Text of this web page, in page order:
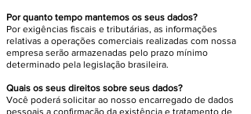
Por quanto tempo mantemos os seus dados?
Por exigências fiscais e tributárias, as informações
relativas a operações comerciais realizadas com nossa
empresa serão armazenadas pelo prazo mínimo
determinado pela legislação brasileira.
Quais os seus direitos sobre seus dados?
Você poderá solicitar ao nosso encarregado de dados
pessoais a confirmação da existência e tratamento de